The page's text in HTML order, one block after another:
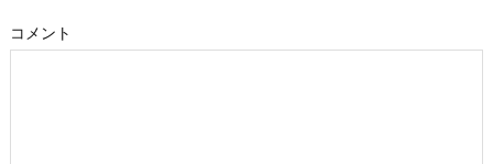
コメント